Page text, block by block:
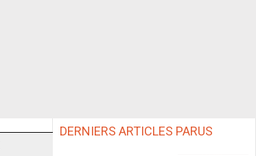
DERNIERS ARTICLES PARUS